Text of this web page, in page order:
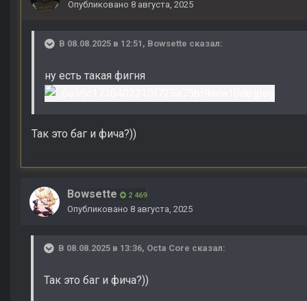
Опубликовано 8 августа, 2025
В 08.08.2025 в 12:51, Bowsette сказал:
ну есть такая фигня
Так это баг и фича?))
Bowsette 2 469
Опубликовано 8 августа, 2025
В 08.08.2025 в 13:36, Octa Core сказал:
Так это баг и фича?))